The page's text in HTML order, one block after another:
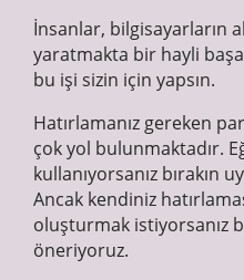
İnsanlar, bilgisayarların
yaratmakta bir hayli
bu işi sizin için yapsın.
Hatırlamanız gereken
çok yol bulunmaktadır.
kullanıyorsanız bırakın
Ancak kendiniz
oluşturmak istiyorsanız
öneriyoruz.